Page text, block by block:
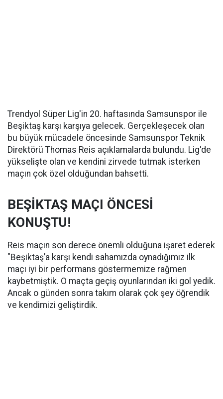
Trendyol Süper Lig'in 20. haftasında Samsunspor ile
Beşiktaş karşı karşıya gelecek. Gerçekleşecek olan
bu büyük mücadele öncesinde Samsunspor Teknik
Direktörü Thomas Reis açıklamalarda bulundu. Lig'de
yükselişte olan ve kendini zirvede tutmak isterken
maçın çok özel olduğundan bahsetti.
BEŞİKTAŞ MAÇI ÖNCESİ
KONUŞTU!
Reis maçın son derece önemli olduğuna işaret ederek
"Beşiktaş’a karşı kendi sahamızda oynadığımız ilk
maçı iyi bir performans göstermemize rağmen
kaybetmiştik. O maçta geçiş oyunlarından iki gol yedik.
Ancak o günden sonra takım olarak çok şey öğrendik
ve kendimizi geliştirdik.